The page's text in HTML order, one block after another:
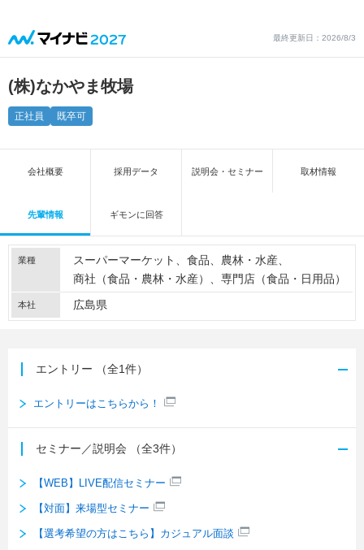
最終更新日：2026/8/3
(株)なかやま牧場
正社員 既卒可
会社概要 採用データ 説明会・セミナー 取材情報
先輩情報 ギモンに回答
業種 スーパーマーケット 食品
農林・水産
商社（食品・農林・水産）
専門店（食品・日用品）
本社 広島県
エントリー （全1件）
エントリーはこちらから！
セミナー／説明会 （全3件）
【WEB】LIVE配信セミナー
【対面】来場型セミナー
【選考希望の方はこちら】カジュアル面談